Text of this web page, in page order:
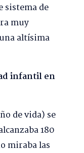
sistema de
muy
altísima
infantil en
de vida) se
180
miraba las